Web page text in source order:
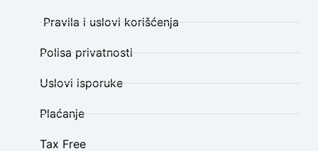
Pravila i uslovi korišćenja
Polisa privatnosti
Uslovi isporuke
Plaćanje
Tax Free